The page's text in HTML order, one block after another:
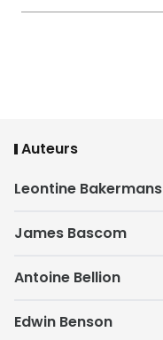
Auteurs
Leontine Bakermans
James Bascom
Antoine Bellion
Edwin Benson